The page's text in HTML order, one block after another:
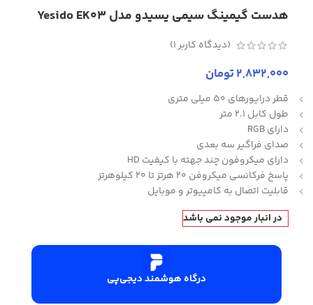
هدست گیمینگ سیمی یسیدو مدل Yesido EK03
(دیدگاه کاربر1
)
2,832,000تومان
قطر درایورهای 50 میلی متری
طول کابل 2.1 متر
دارای RGB
صدای فراگیر سه بعدی
دارای میکروفون چند جهته با کیفیت HD
پاسخ فرکانسی میکروفن 20 هرتز تا 20 کیلوهرتز
قابلیت اتصال به کامپیوتر و موبایل
در انبار موجود نمی باشد
درگاه هوشمند دیجی‌پی